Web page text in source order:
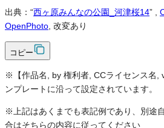
出典：“西ヶ原みんなの公園_河津桜14”
OpenPhoto , 改変あり
コピー
※【作品名, by 権利者, CCライセンス名,
ンプレートに沿って設定されています。
※上記はあくまでも表記例であり、別途
合はそちらの内容に従ってください